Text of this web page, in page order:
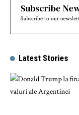
Subscribe
Subscribe to our
Latest Stories